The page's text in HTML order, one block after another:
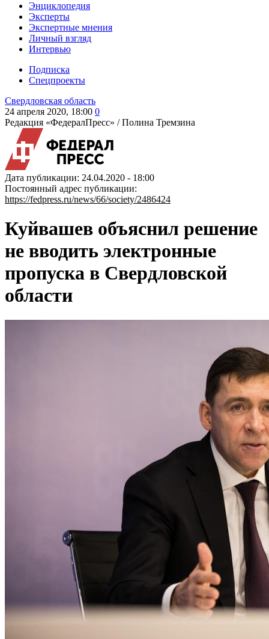
Энциклопедия
Эксперты
Экспертные мнения
Личный взгляд
Интервью
Подписка
Спецпроекты
Свердловская область
24 апреля 2020, 18:00 0
Редакция «ФедералПресс» /Полина Тремзина
Дата публикации: 24.04.2020 - 18:00
Постоянный адрес публикации:
https://fedpress.ru/news/66/society/2486424
Куйвашев объяснил решение
не вводить электронные
пропуска в Свердловской
области